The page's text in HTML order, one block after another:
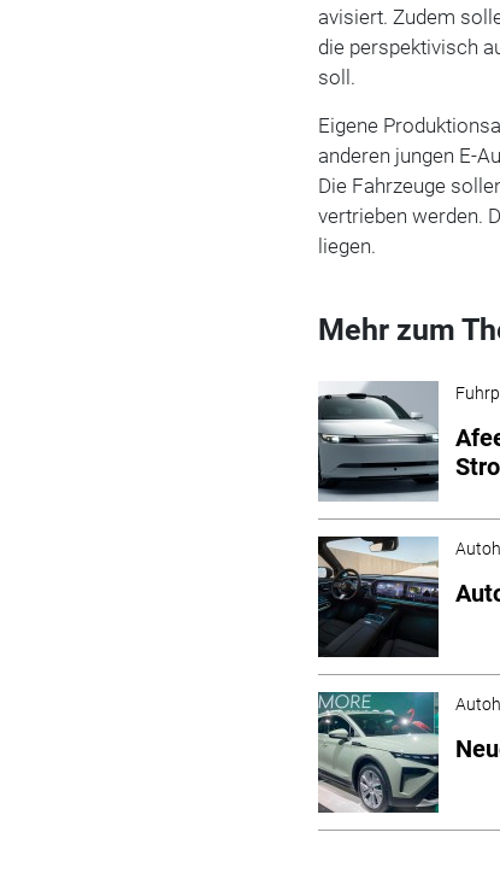
avisiert. Zudem
die perspektivisch
soll.
Eigene
anderen jungen E-
Die Fahrzeuge
vertrieben werden.
liegen.
Mehr zum